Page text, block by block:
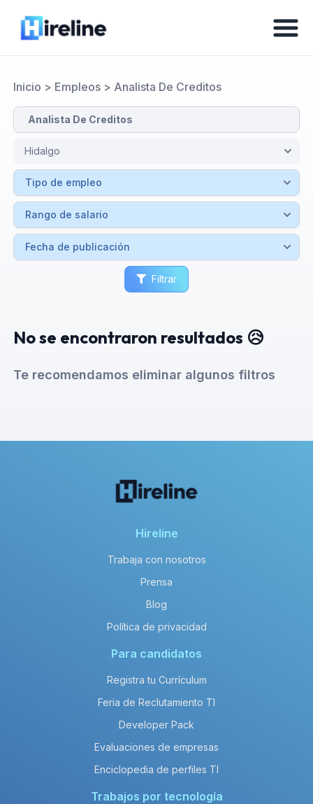
Inicio > Empleos> Analista De Creditos
Filtrar
No se encontraron resultados 😥
Te recomendamos eliminar algunos filtros
Hireline
Trabaja con nosotros
Prensa
Blog
Política de privacidad
Para candidatos
Registra tu Currículum
Feria de Reclutamiento TI
Developer Pack
Evaluaciones de empresas
Enciclopedia de perfiles TI
Trabajos por tecnología